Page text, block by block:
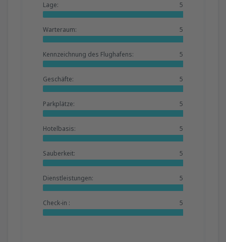
Lage: 5
Warteraum: 5
Kennzeichnung des Flughafens: 5
Geschäfte: 5
Parkplätze: 5
Hotelbasis: 5
Sauberkeit: 5
Dienstleistungen: 5
Check-in : 5